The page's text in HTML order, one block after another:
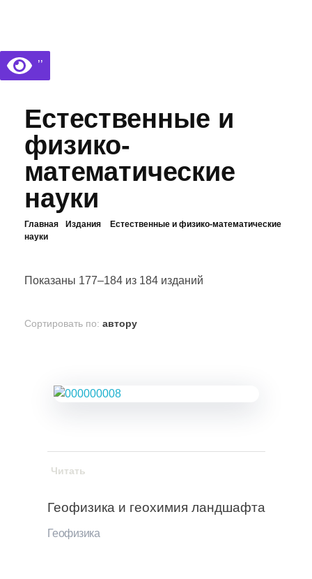
’’
Главная Издания
Естественные и физико-математические
науки
Естественные и
физико-
математические
науки
Показаны 177–184 из 184 изданий
Сортировать по: автору
Геофизика и геохимия ландшафта
Геофизика
Читать